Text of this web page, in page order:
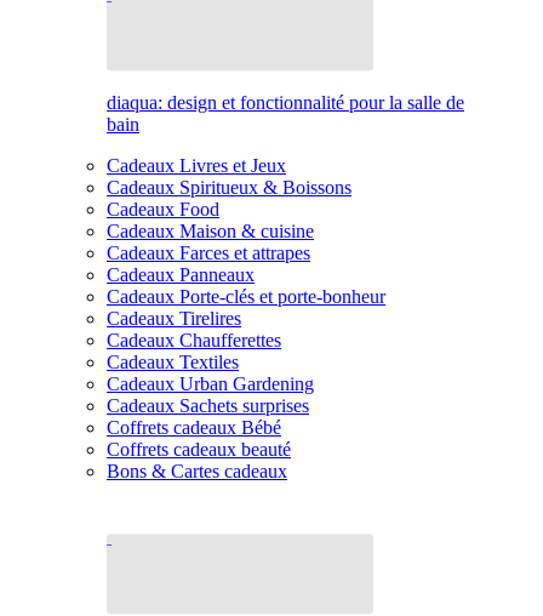
diaqua: design et fonctionnalité pour la salle de
bain
Cadeaux Livres et Jeux
Cadeaux Spiritueux & Boissons
Cadeaux Food
Cadeaux Maison & cuisine
Cadeaux Farces et attrapes
Cadeaux Panneaux
Cadeaux Porte-clés et porte-bonheur
Cadeaux Tirelires
Cadeaux Chaufferettes
Cadeaux Textiles
Cadeaux Urban Gardening
Cadeaux Sachets surprises
Coffrets cadeaux Bébé
Coffrets cadeaux beauté
Bons & Cartes cadeaux